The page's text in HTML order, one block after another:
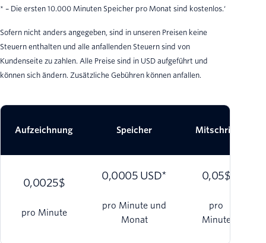
* – Die ersten 10.000 Minuten Speicher pro Monat sind kostenlos.‘
Sofern nicht anders angegeben, sind in unseren Preisen keine
Steuern enthalten und alle anfallenden Steuern sind von
Kundenseite zu zahlen. Alle Preise sind in USD aufgeführt und
können sich ändern. Zusätzliche Gebühren können anfallen.
Aufzeichnung Speicher Mitschrift
0,0025$
pro Minute
0,0005 USD*
pro Minute und
Monat
0,05$
pro
Minute